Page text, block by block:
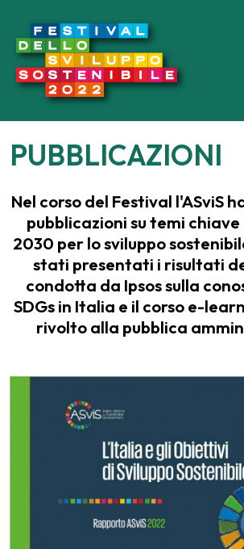
PUBBLICAZIONI
Nel corso del Festival l'ASviS
pubblicazioni su temi
2030 per lo sviluppo
stati presentati i risultati
condotta da Ipsos sulla
SDGs in Italia e il corso e-
rivolto alla pubblica